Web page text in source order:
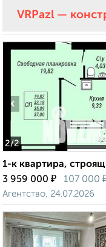
VRPazl —
2/2
‹
1-к квартира,
3 959 000 ₽ 107 000
Агентство, 24.07.2026